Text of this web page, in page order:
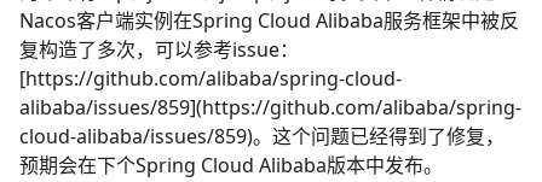
Nacos客户端实例在Spring Cloud Alibaba服务框架中被反
复构造了多次，可以参考issue：
[https://github.com/alibaba/spring-cloud-
alibaba/issues/859](https://github.com/alibaba/spring-
cloud-alibaba/issues/859)。这个问题已经得到了修复，
预期会在下个Spring Cloud Alibaba版本中发布。